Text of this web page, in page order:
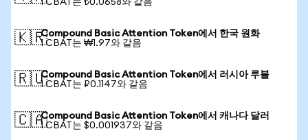
1 CBAT는 ₺0.0658와 같음
🇰🇷Compound Basic Attention Token에서 한국 원화
1 CBAT는 ₩1.97와 같음
🇷🇺Compound Basic Attention Token에서 러시아 루블
1 CBAT는 ₽0.1147와 같음
🇨🇦Compound Basic Attention Token에서 캐나다 달러
1 CBAT는 $0.001937와 같음